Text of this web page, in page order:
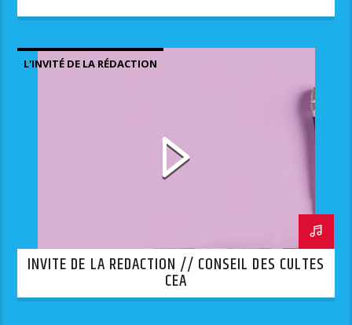
L'INVITÉ DE LA RÉDACTION
INVITE DE LA REDACTION // CONSEIL DES CULTES
CEA